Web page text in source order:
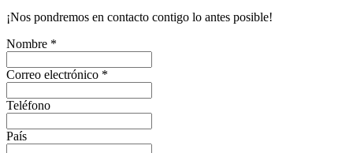
¡Nos pondremos en contacto contigo lo antes posible!
Nombre *
Correo electrónico *
Teléfono
País